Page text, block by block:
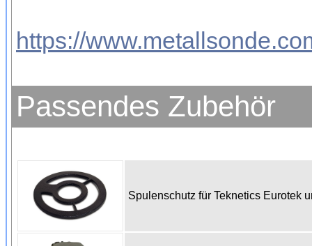
https://
Passendes Zubehör
Spulenschutz für Teknetics Eurotek